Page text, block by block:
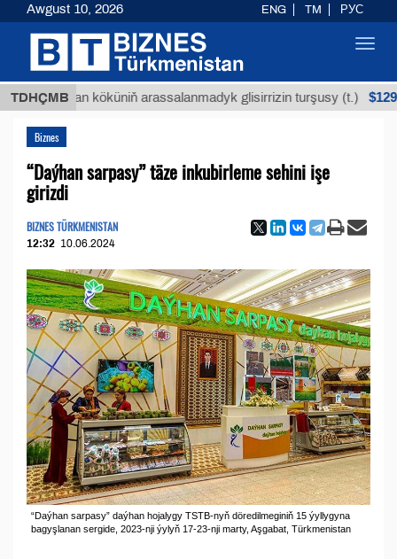
TDHÇMB
Buýan köküniň arassalanmadyk glisirrizin turşusy (t.) $12935,18
Biznes
“Daýhan sarpasy” täze inkubirleme sehini işe
girizdi
BIZNES TÜRKMENISTAN
12:32 10.06.2024
“Daýhan sarpasy” daýhan hojalygy TSTB-nyň döredilmeginiň 15 ýyllygyna
bagyşlanan sergide, 2023-nji ýylyň 17-23-nji marty, Aşgabat, Türkmenistan
Awgust 10, 2026 ENG TM РУС